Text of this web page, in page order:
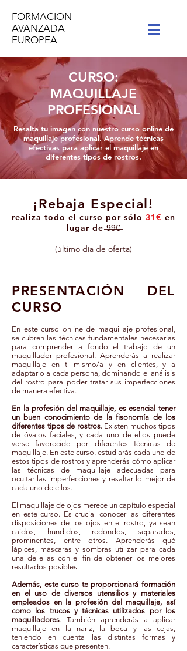
FORMACION
AVANZADA
EUROPEA
CURSO:
MAQUILLAJE
PROFESIONAL
Resalta tu imagen con nuestro curso online de
maquillaje profesional. Aprende técnicas
efectivas para aplicar el maquillaje en
diferentes tipos de rostros.
¡Rebaja Especial!
realiza todo el curso por sólo 31€ en
lugar de ̶9̶9̶€̶
(último día de oferta)
PRESENTACIÓN DEL
CURSO
En este curso online de maquillaje profesional,
se cubren las técnicas fundamentales necesarias
para comprender a fondo el trabajo de un
maquillador profesional. Aprenderás a realizar
maquillaje en ti mismo/a y en clientes, y a
adaptarlo a cada persona, dominando el análisis
del rostro para poder tratar sus imperfecciones
de manera efectiva.
En la profesión del maquillaje, es esencial tener
un buen conocimiento de la fisonomía de los
diferentes tipos de rostros.Existen muchos tipos
de óvalos faciales, y cada uno de ellos puede
verse favorecido por diferentes técnicas de
maquillaje. En este curso, estudiarás cada uno de
estos tipos de rostros y aprenderás cómo aplicar
las técnicas de maquillaje adecuadas para
ocultar las imperfecciones y resaltar lo mejor de
cada uno de ellos.
El maquillaje de ojos merece un capítulo especial
en este curso. Es crucial conocer las diferentes
disposiciones de los ojos en el rostro, ya sean
caídos, hundidos, redondos, separados,
prominentes, entre otros. Aprenderás qué
lápices, máscaras y sombras utilizar para cada
una de ellas con el fin de obtener los mejores
resultados posibles.
Además, este curso te proporcionará formación
en el uso de diversos utensilios y materiales
empleados en la profesión del maquillaje, así
como los trucos y técnicas utilizados por los
maquilladores. También aprenderás a aplicar
maquillaje en la nariz, la boca y las cejas,
teniendo en cuenta las distintas formas y
características que presenten.